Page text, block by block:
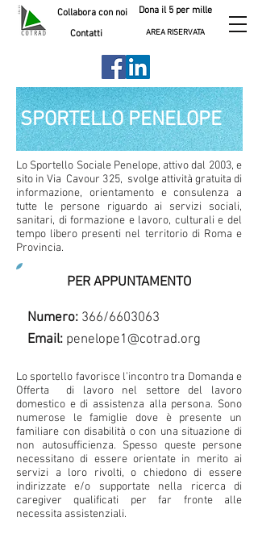
Contatti AREA RISERVATA
Collabora con noi Dona il 5 per mille
SPORTELLO PENELOPE
Lo Sportello Sociale Penelope, attivo dal 2003, e
sito in Via Cavour 325, svolge attività gratuita di
informazione, orientamento e consulenza a
tutte le persone riguardo ai servizi sociali,
sanitari, di formazione e lavoro, culturali e del
tempo libero presenti nel territorio di Roma e
Provincia.
PER APPUNTAMENTO
Numero: 366/6603063
Email: penelope1@cotrad.org
Lo sportello favorisce l’incontro tra Domanda e
Offerta di lavoro nel settore del lavoro
domestico e di assistenza alla persona. Sono
numerose le famiglie dove è presente un
familiare con disabilità o con una situazione di
non autosufficienza. Spesso queste persone
necessitano di essere orientate in merito ai
servizi a loro rivolti, o chiedono di essere
indirizzate e/o supportate nella ricerca di
caregiver qualificati per far fronte alle
necessita assistenziali.